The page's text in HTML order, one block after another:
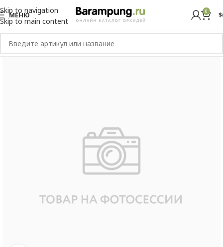
Skip to navigation
Skip to main content
МЕНЮ 0 $